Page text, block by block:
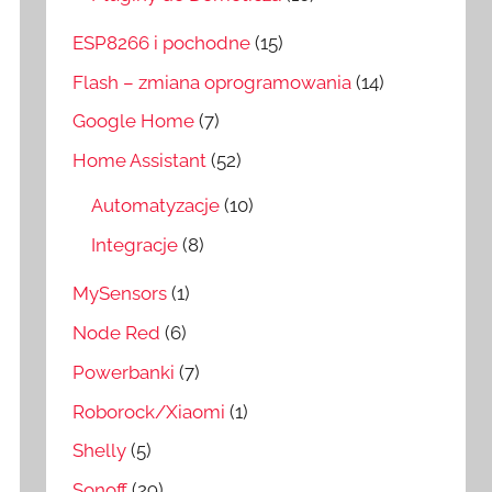
ESP8266 i pochodne (15)
Flash – zmiana oprogramowania (14)
Google Home (7)
Home Assistant (52)
Automatyzacje (10)
Integracje (8)
MySensors (1)
Node Red (6)
Powerbanki (7)
Roborock/Xiaomi (1)
Shelly (5)